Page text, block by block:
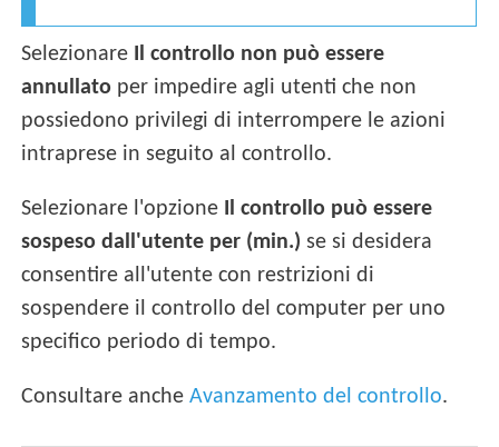
Selezionare
Il controllo non può essere
annullato per impedire agli utenti che non
possiedono privilegi di interrompere le azioni
intraprese in seguito al controllo.
Selezionare l'opzione
Il controllo può essere
sospeso dall'utente per (min.) se si desidera
consentire all'utente con restrizioni di
sospendere il controllo del computer per uno
specifico periodo di tempo.
Consultare ancheAvanzamento del controllo.